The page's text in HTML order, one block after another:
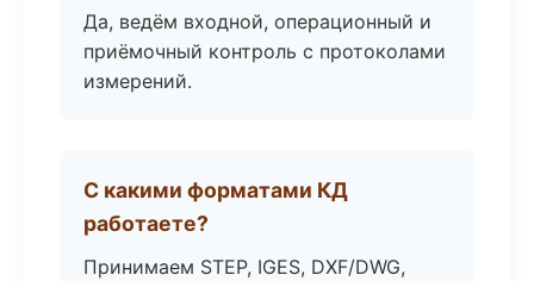
Да, ведём входной, операционный и
приёмочный контроль с протоколами
измерений.
С какими форматами КД
работаете?
Принимаем STEP, IGES, DXF/DWG,